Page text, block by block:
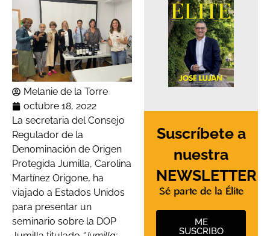
Melanie de la Torre
octubre 18, 2022
La secretaria del Consejo
Regulador de la
Denominación de Origen
Protegida Jumilla, Carolina
Martínez Origone, ha
viajado a Estados Unidos
para presentar un
seminario sobre la DOP
Suscríbete a
nuestra
NEWSLETTER
Sé parte de la Élite
ME
SUSCRIBO